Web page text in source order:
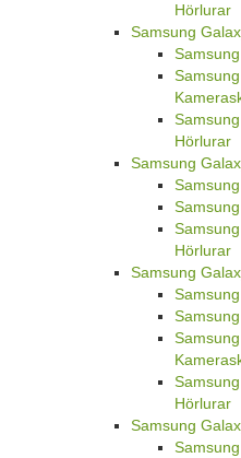
Hörlurar
Samsung
Hörlurar
Samsung
Hörlurar
Samsung
Hörlurar
Samsung